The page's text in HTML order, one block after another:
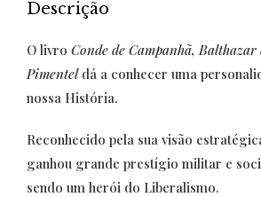
Descrição
O livro Conde de Campanhã, Balthazar
Pimenteldá a conhecer uma
nossa História.
Reconhecido pela sua visão
ganhou grande prestígio militar e
sendo um herói do Liberalismo.